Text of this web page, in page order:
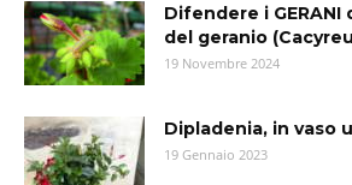
Difendere i GERANI
del geranio
19 Novembre 2024
Dipladenia, in vaso
19 Gennaio 2023